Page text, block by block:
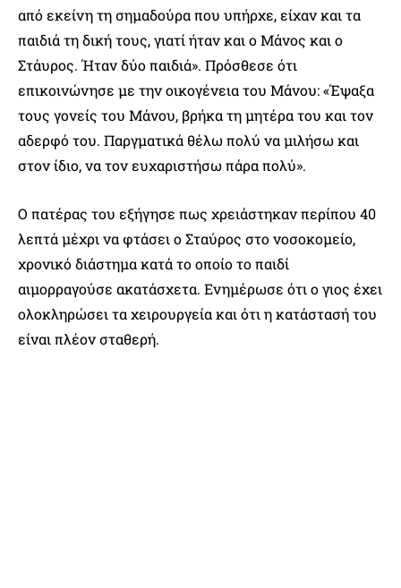
από εκείνη τη σημαδούρα που υπήρχε, είχαν και τα
παιδιά τη δική τους, γιατί ήταν και ο Μάνος και ο
Στάυρος. Ήταν δύο παιδιά». Πρόσθεσε ότι
επικοινώνησε με την οικογένεια του Μάνου: «Έψαξα
τους γονείς του Μάνου, βρήκα τη μητέρα του και τον
αδερφό του. Παργματικά θέλω πολύ να μιλήσω και
στον ίδιο, να τον ευχαριστήσω πάρα πολύ».
Ο πατέρας του εξήγησε πως χρειάστηκαν περίπου 40
λεπτά μέχρι να φτάσει ο Σταύρος στο νοσοκομείο,
χρονικό διάστημα κατά το οποίο το παιδί
αιμορραγούσε ακατάσχετα. Ενημέρωσε ότι ο γιος έχει
ολοκληρώσει τα χειρουργεία και ότι η κατάστασή του
είναι πλέον σταθερή.